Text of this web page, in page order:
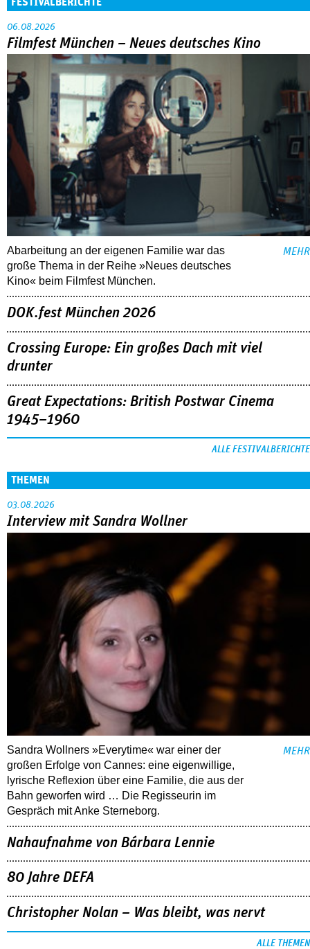
06.08.2026
Filmfest München – Neues deutsches Kino
Abarbeitung an der eigenen Familie war das
große Thema in der Reihe »Neues deutsches
Kino« beim Filmfest München.
MEHR
DOK.fest München 2026
Crossing Europe: Ein großes Dach mit viel
drunter
Great Expectations: British Postwar Cinema
1945–1960
ALLE FESTIVALBERICHTE
THEMEN
03.08.2026
Interview mit Sandra Wollner
Sandra Wollners »Everytime« war einer der
großen Erfolge von Cannes: eine eigenwillige,
lyrische Reflexion über eine ­Familie, die aus der
Bahn geworfen wird … Die Regisseurin im
Gespräch mit Anke Sterneborg.
MEHR
Nahaufnahme von Bárbara Lennie
80 Jahre DEFA
Christopher Nolan – Was bleibt, was nervt
ALLE THEMEN